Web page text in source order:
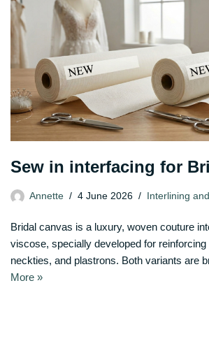
Sew in interfacing for
Annette 4 June 2026 Interlining
Bridal canvas is a luxury, woven couture
viscose, specially developed for
neckties, and plastrons. Both variants are
More »